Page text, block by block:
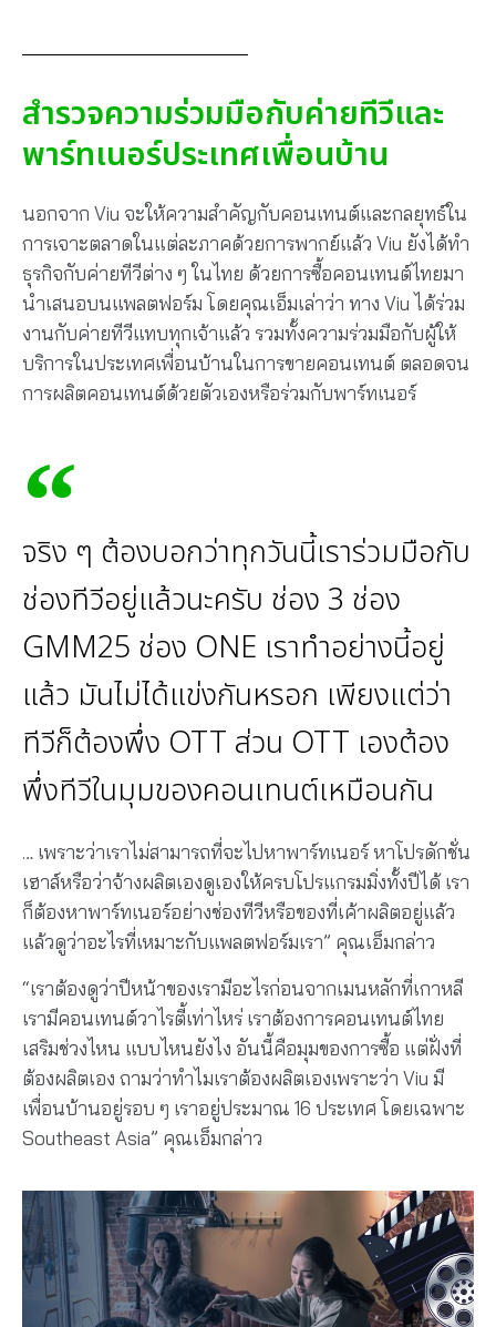
สำรวจความร่วมมือกับค่ายทีวีและ
พาร์ทเนอร์ประเทศเพื่อนบ้าน
นอกจาก Viu จะให้ความสำคัญกับคอนเทนต์และกลยุทธ์ใน
การเจาะตลาดในแต่ละภาคด้วยการพากย์แล้ว Viu ยังได้ทำ
ธุรกิจกับค่ายทีวีต่าง ๆ ในไทย ด้วยการซื้อคอนเทนต์ไทยมา
นำเสนอบนแพลตฟอร์ม โดยคุณเอ็มเล่าว่า ทาง Viu ได้ร่วม
งานกับค่ายทีวีแทบทุกเจ้าแล้ว รวมทั้งความร่วมมือกับผู้ให้
บริการในประเทศเพื่อนบ้านในการขายคอนเทนต์ ตลอดจน
การผลิตคอนเทนต์ด้วยตัวเองหรือร่วมกับพาร์ทเนอร์
จริง ๆ ต้องบอกว่าทุกวันนี้เราร่วมมือกับ
ช่องทีวีอยู่แล้วนะครับ ช่อง 3 ช่อง
GMM25 ช่อง ONE เราทําอย่างนี้อยู่
แล้ว มันไม่ได้แข่งกันหรอก เพียงแต่ว่า
ทีวีก็ต้องพึ่ง OTT ส่วน OTT เองต้อง
พึ่งทีวีในมุมของคอนเทนต์เหมือนกัน
… เพราะว่าเราไม่สามารถที่จะไปหาพาร์ทเนอร์ หาโปรดักชั่น
เฮาส์หรือว่าจ้างผลิตเองดูเองให้ครบโปรแกรมมิ่งทั้งปีได้ เรา
ก็ต้องหาพาร์ทเนอร์อย่างช่องทีวีหรือของที่เค้าผลิตอยู่แล้ว
แล้วดูว่าอะไรที่เหมาะกับแพลตฟอร์มเรา” คุณเอ็มกล่าว
“เราต้องดูว่าปีหน้าของเรามีอะไรก่อนจากเมนหลักที่เกาหลี
เรามีคอนเทนต์วาไรตี้เท่าไหร่ เราต้องการคอนเทนต์ไทย
เสริมช่วงไหน แบบไหนยังไง อันนี้คือมุมของการซื้อ แต่ฝั่งที่
ต้องผลิตเอง ถามว่าทําไมเราต้องผลิตเองเพราะว่า Viu มี
เพื่อนบ้านอยู่รอบ ๆ เราอยู่ประมาณ 16 ประเทศ โดยเฉพาะ
Southeast Asia” คุณเอ็มกล่าว